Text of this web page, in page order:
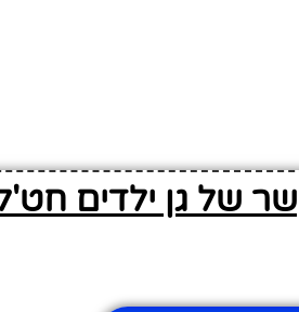
של גן ילדים